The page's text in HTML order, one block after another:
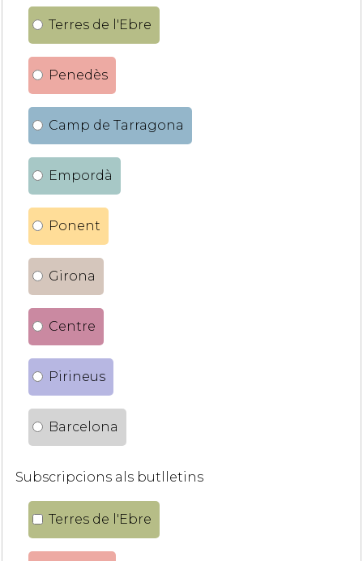
Terres de l'Ebre
Penedès
Camp de Tarragona
Empordà
Ponent
Girona
Centre
Pirineus
Barcelona
Subscripcions als butlletins
Terres de l'Ebre